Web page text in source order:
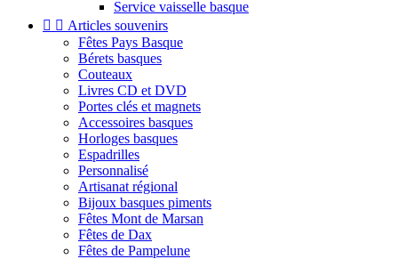
Service vaisselle basque
  Articles souvenirs
Fêtes Pays Basque
Bérets basques
Couteaux
Livres CD et DVD
Portes clés et magnets
Accessoires basques
Horloges basques
Espadrilles
Personnalisé
Artisanat régional
Bijoux basques piments
Fêtes Mont de Marsan
Fêtes de Dax
Fêtes de Pampelune